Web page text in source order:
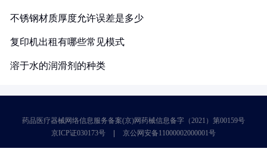
不锈钢材质厚度允许误差是多少
复印机出租有哪些常见模式
溶于水的润滑剂的种类
药品医疗器械网络信息服务备案(京)网药械信息备字（2021）第00159号
京ICP证030173号
京公网安备11000002000001号